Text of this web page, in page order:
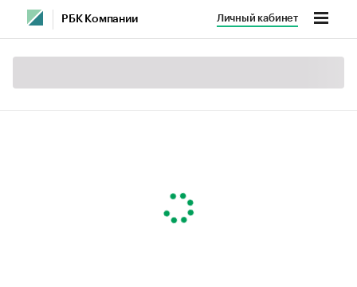
РБК Компании Личный кабинет